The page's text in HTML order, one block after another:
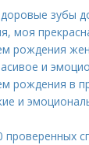
зубы
моя
рождения
и
рождения в
и
проверенных